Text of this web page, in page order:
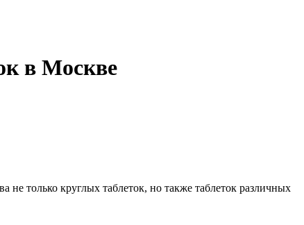
в Москве
не только круглых таблеток, но также таблеток различных